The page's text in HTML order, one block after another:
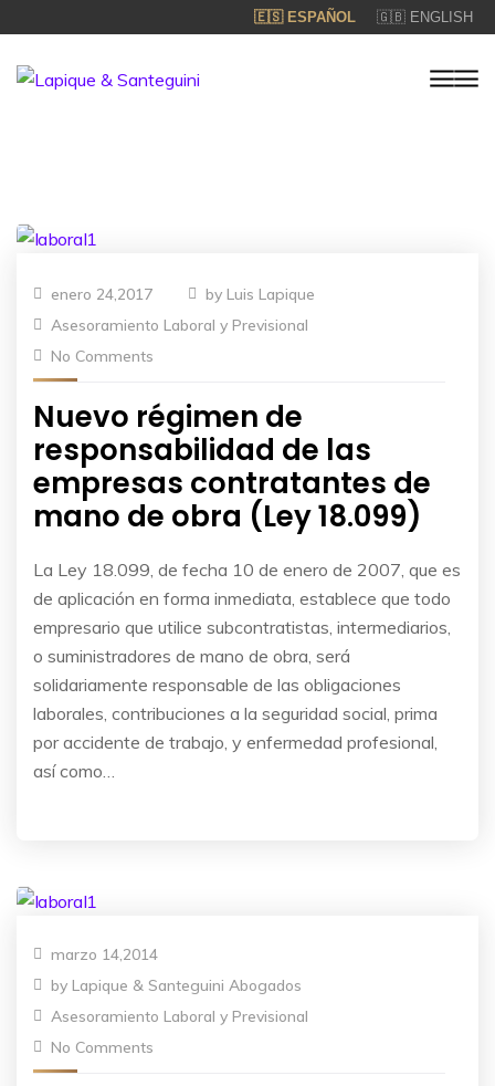
🇪🇸 ESPAÑOL 🇬🇧 ENGLISH
enero 24,2017 by Luis Lapique
Asesoramiento Laboral y Previsional
No Comments
Nuevo régimen de
responsabilidad de las
empresas contratantes de
mano de obra (Ley 18.099)
La Ley 18.099, de fecha 10 de enero de 2007, que es
de aplicación en forma inmediata, establece que todo
empresario que utilice subcontratistas, intermediarios,
o suministradores de mano de obra, será
solidariamente responsable de las obligaciones
laborales, contribuciones a la seguridad social, prima
por accidente de trabajo, y enfermedad profesional,
así como…
marzo 14,2014
by Lapique & Santeguini Abogados
Asesoramiento Laboral y Previsional
No Comments